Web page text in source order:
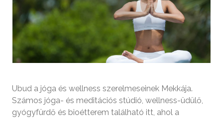
Ubud a jóga és wellness szerelmeseinek Mekkája.
Számos jóga- és meditációs stúdió, wellness-üdülő,
gyógyfürdő és bioétterem található itt, ahol a